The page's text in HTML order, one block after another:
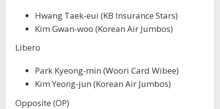
Hwang Taek-eui (KB Insurance Stars)
Kim Gwan-woo (Korean Air Jumbos)
Libero
Park Kyeong-min (Woori Card Wibee)
Kim Yeong-jun (Korean Air Jumbos)
Opposite (OP)